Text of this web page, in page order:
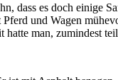
dass es doch einige
und Wagen
hatte man, zumindest